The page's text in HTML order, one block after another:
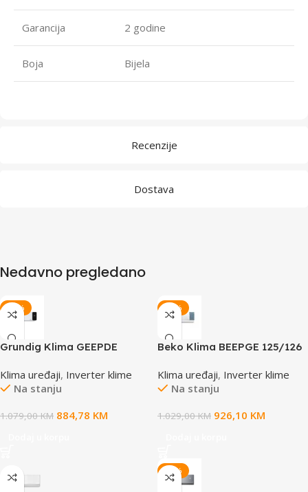
Recenzije
Dostava
Garancija 2 godine
Boja Bijela
Nedavno pregledano
-18%
Grundig Klima GEEPDE
Klima uređaji, Inverter klime
Na stanju
1.079,00KM 884,78 KM
-10%
Beko Klima BEEPGE 125/126
Klima uređaji, Inverter klime
Na stanju
1.029,00KM 926,10 KM
-30%